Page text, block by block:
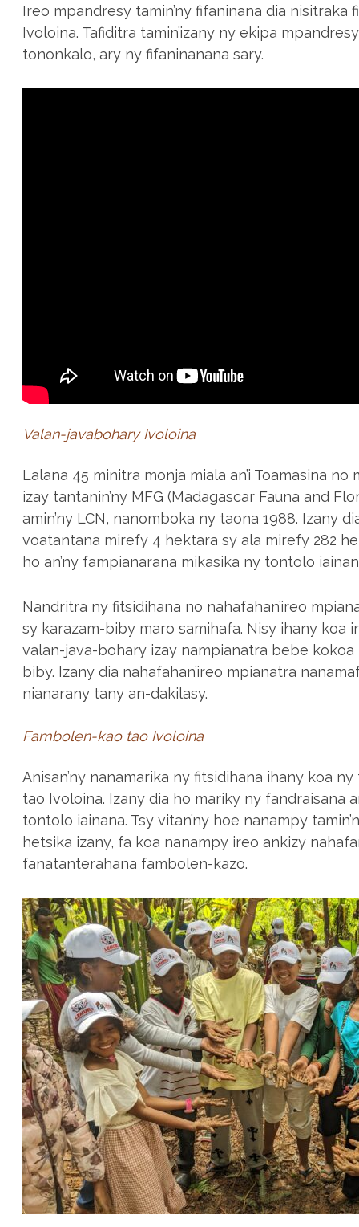
Ireo mpandresy tamin’ny fifaninana dia nisitraka
Ivoloina. Tafiditra tamin’izany ny ekipa
tononkalo, ary ny fifaninanana sary.
Valan-javabohary Ivoloina
Lalana 45 minitra monja miala an’i Toamasina
izay tantanin’ny MFG (Madagascar Fauna and
amin’ny LCN, nanomboka ny taona 1988. Izany
voatantana mirefy 4 hektara sy ala mirefy 282
ho an’ny fampianarana mikasika ny tontolo
Nandritra ny fitsidihana no nahafahan’ireo
sy karazam-biby maro samihafa. Nisy ihany koa
valan-java-bohary izay nampianatra bebe kokoa
biby. Izany dia nahafahan’ireo mpianatra
nianarany tany an-dakilasy.
Fambolen-kao tao Ivoloina
Anisan’ny nanamarika ny fitsidihana ihany koa
tao Ivoloina. Izany dia ho mariky ny fandraisana
tontolo iainana. Tsy vitan’ny hoe nanampy
hetsika izany, fa koa nanampy ireo ankizy
fanatanterahana fambolen-kazo.